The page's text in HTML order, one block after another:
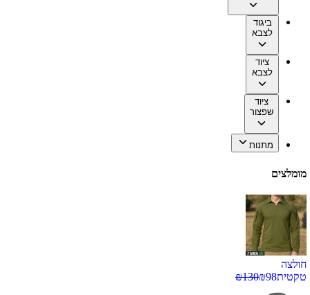
ביגוד
לצבא
ציוד
לצבא
ציוד
שפצור
מתנות
מומלצים
חולצה
טקטית
₪98
₪130